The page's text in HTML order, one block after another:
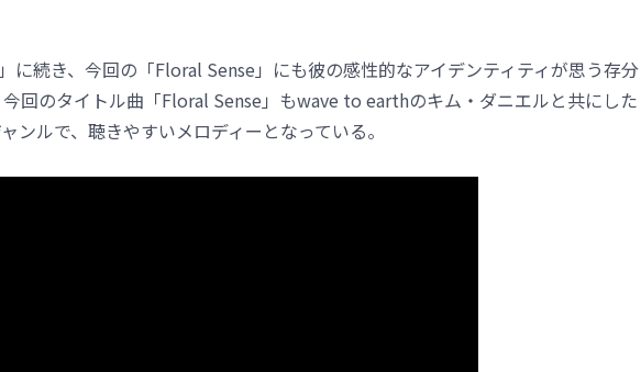
に続き、今回の「Floral Sense」にも彼の感性的なアイデンティティが思う存分
回のタイトル曲「Floral Sense」もwave to earthのキム・ダニエルと共にした
ンルで、聴きやすいメロディーとなっている。